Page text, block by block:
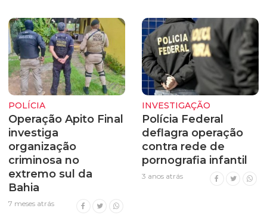
POLÍCIA
Operação Apito Final
investiga
organização
criminosa no
extremo sul da
Bahia
7 meses atrás
INVESTIGAÇÃO
Polícia Federal
deflagra operação
contra rede de
pornografia infantil
3 anos atrás